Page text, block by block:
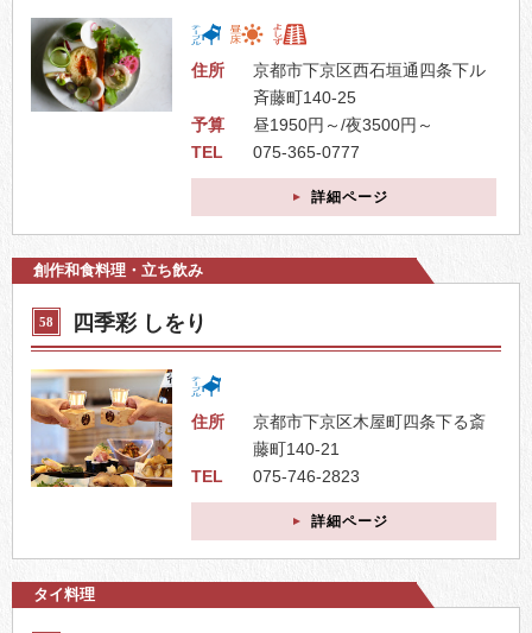
住所
京都市下京区西石垣通四条下ル
斉藤町140-25
予算
昼1950円～/夜3500円～
TEL
075-365-0777
詳細ページ
創作和食料理・立ち飲み
58 四季彩 しをり
住所
京都市下京区木屋町四条下る斎
藤町140-21
TEL
075-746-2823
詳細ページ
タイ料理